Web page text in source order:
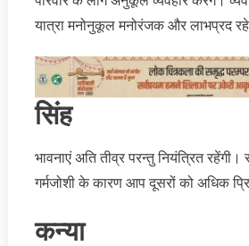
यात्रा मनोनुकूल मनोरंजक और लाभप्रद
सिंह
भावनाएं अति तीव्र परन्तु नियंत्रित
गर्मजोशी के कारण आप दूसरों को अधिक
कन्या